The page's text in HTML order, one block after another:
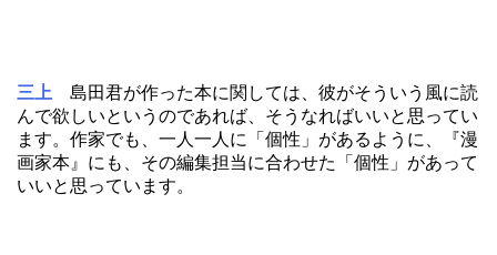
三上 島田君が作った本に関しては、彼がそういう風に読
んで欲しいというのであれば、そうなればいいと思ってい
ます。作家でも、一人一人に「個性」があるように、『漫
画家本』にも、その編集担当に合わせた「個性」があって
いいと思っています。